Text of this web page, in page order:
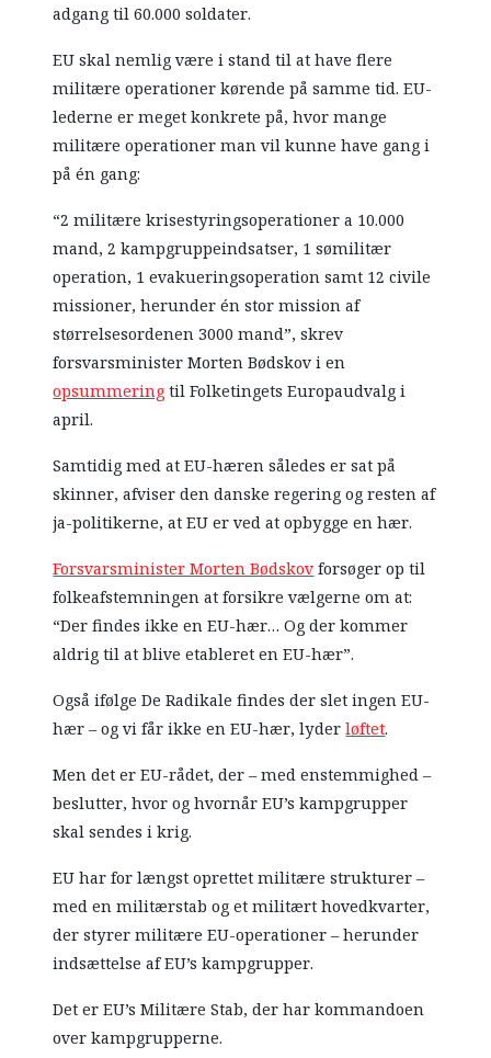
adgang til 60.000 soldater.
EU skal nemlig være i stand til at have flere
militære operationer kørende på samme tid. EU-
lederne er meget konkrete på, hvor mange
militære operationer man vil kunne have gang i
på én gang:
“2 militære krisestyringsoperationer a 10.000
mand, 2 kampgruppeindsatser, 1 sømilitær
operation, 1 evakueringsoperation samt 12 civile
missioner, herunder én stor mission af
størrelsesordenen 3000 mand”, skrev
forsvarsminister Morten Bødskov i en
opsummeringtil Folketingets Europaudvalg i
april.
Samtidig med at EU-hæren således er sat på
skinner, afviser den danske regering og resten af
ja-politikerne, at EU er ved at opbygge en hær.
Forsvarsminister Morten Bødskovforsøger op til
folkeafstemningen at forsikre vælgerne om at:
“Der findes ikke en EU-hær… Og der kommer
aldrig til at blive etableret en EU-hær”.
Også ifølge De Radikale findes der slet ingen EU-
hær – og vi får ikke en EU-hær, lyderløftet.
Men det er EU-rådet, der – med enstemmighed –
beslutter, hvor og hvornår EU’s kampgrupper
skal sendes i krig.
EU har for længst oprettet militære strukturer –
med en militærstab og et militært hovedkvarter,
der styrer militære EU-operationer – herunder
indsættelse af EU’s kampgrupper.
Det er EU’s Militære Stab, der har kommandoen
over kampgrupperne.